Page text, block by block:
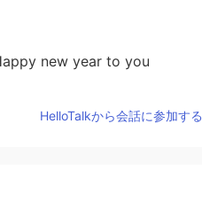
new year to you
HelloTalkから会話に参加する